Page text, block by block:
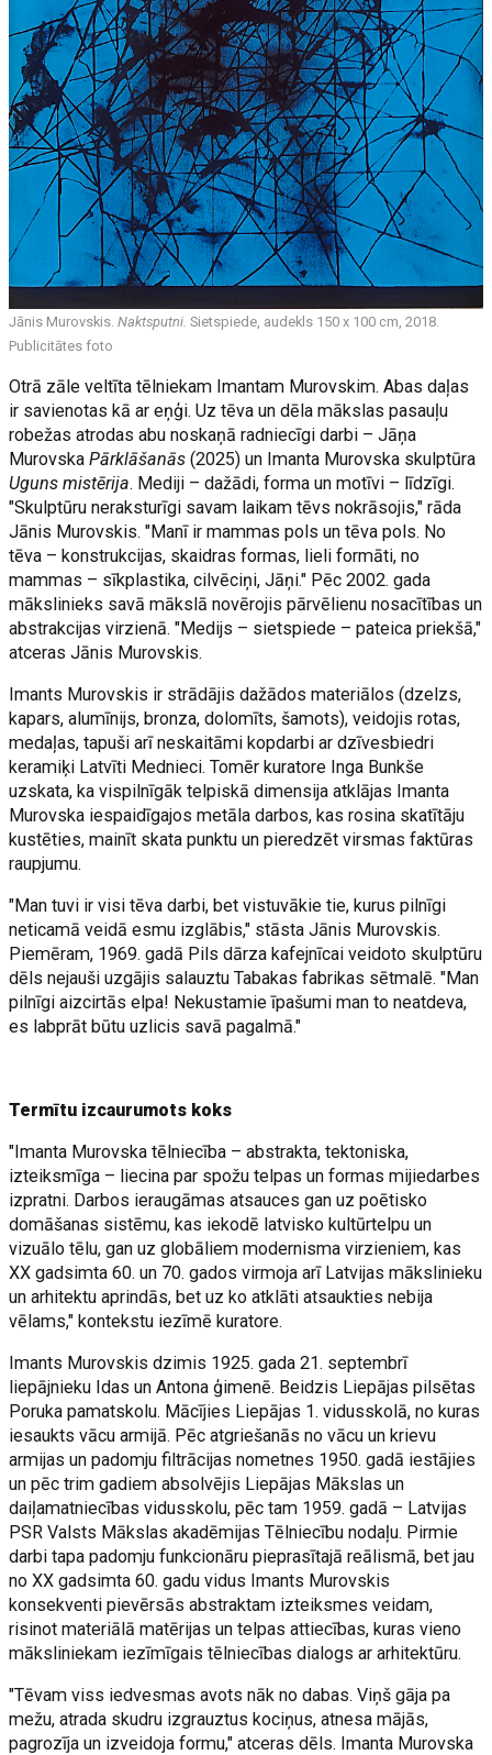
Jānis Murovskis. Naktsputni. Sietspiede, audekls 150 x 100 cm, 2018.
Publicitātes foto
Otrā zāle veltīta tēlniekam Imantam Murovskim. Abas daļas
ir savienotas kā ar eņģi. Uz tēva un dēla mākslas pasauļu
robežas atrodas abu noskaņā radniecīgi darbi – Jāņa
MurovskaPārklāšanās (2025) un Imanta Murovska skulptūra
Uguns mistērija. Mediji – dažādi, forma un motīvi – līdzīgi.
"Skulptūru neraksturīgi savam laikam tēvs nokrāsojis," rāda
Jānis Murovskis. "Manī ir mammas pols un tēva pols. No
tēva – konstrukcijas, skaidras formas, lieli formāti, no
mammas – sīkplastika, cilvēciņi, Jāņi." Pēc 2002. gada
mākslinieks savā mākslā novērojis pārvēlienu nosacītības un
abstrakcijas virzienā. "Medijs – sietspiede – pateica priekšā,"
atceras Jānis Murovskis.
Imants Murovskis ir strādājis dažādos materiālos (dzelzs,
kapars, alumīnijs, bronza, dolomīts, šamots), veidojis rotas,
medaļas, tapuši arī neskaitāmi kopdarbi ar dzīvesbiedri
keramiķi Latvīti Mednieci. Tomēr kuratore Inga Bunkše
uzskata, ka vispilnīgāk telpiskā dimensija atklājas Imanta
Murovska iespaidīgajos metāla darbos, kas rosina skatītāju
kustēties, mainīt skata punktu un pieredzēt virsmas faktūras
raupjumu.
"Man tuvi ir visi tēva darbi, bet vistuvākie tie, kurus pilnīgi
neticamā veidā esmu izglābis," stāsta Jānis Murovskis.
Piemēram, 1969. gadā Pils dārza kafejnīcai veidoto skulptūru
dēls nejauši uzgājis salauztu Tabakas fabrikas sētmalē. "Man
pilnīgi aizcirtās elpa! Nekustamie īpašumi man to neatdeva,
es labprāt būtu uzlicis savā pagalmā."
Termītu izcaurumots koks
"Imanta Murovska tēlniecība – abstrakta, tektoniska,
izteiksmīga – liecina par spožu telpas un formas mijiedarbes
izpratni. Darbos ieraugāmas atsauces gan uz poētisko
domāšanas sistēmu, kas iekodē latvisko kultūrtelpu un
vizuālo tēlu, gan uz globāliem modernisma virzieniem, kas
XX gadsimta 60. un 70. gados virmoja arī Latvijas mākslinieku
un arhitektu aprindās, bet uz ko atklāti atsaukties nebija
vēlams," kontekstu iezīmē kuratore.
Imants Murovskis dzimis 1925. gada 21. septembrī
liepājnieku Idas un Antona ģimenē. Beidzis Liepājas pilsētas
Poruka pamatskolu. Mācījies Liepājas 1. vidusskolā, no kuras
iesaukts vācu armijā. Pēc atgriešanās no vācu un krievu
armijas un padomju filtrācijas nometnes 1950. gadā iestājies
un pēc trim gadiem absolvējis Liepājas Mākslas un
daiļamatniecības vidusskolu, pēc tam 1959. gadā – Latvijas
PSR Valsts Mākslas akadēmijas Tēlniecību nodaļu. Pirmie
darbi tapa padomju funkcionāru pieprasītajā reālismā, bet jau
no XX gadsimta 60. gadu vidus Imants Murovskis
konsekventi pievērsās abstraktam izteiksmes veidam,
risinot materiālā matērijas un telpas attiecības, kuras vieno
māksliniekam iezīmīgais tēlniecības dialogs ar arhitektūru.
"Tēvam viss iedvesmas avots nāk no dabas. Viņš gāja pa
mežu, atrada skudru izgrauztus kociņus, atnesa mājās,
pagrozīja un izveidoja formu," atceras dēls. Imanta Murovska